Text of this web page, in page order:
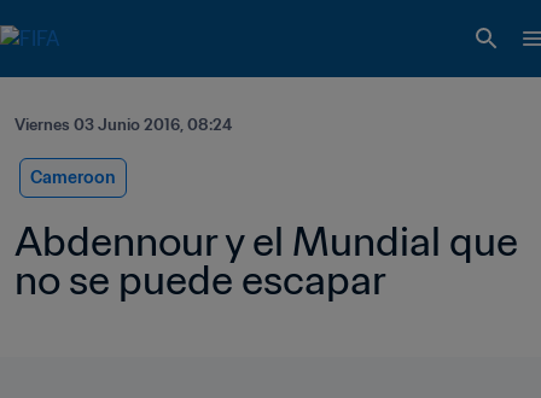
Viernes 03 Junio 2016, 08:24
Cameroon
Abdennour y el Mundial que
no se puede escapar